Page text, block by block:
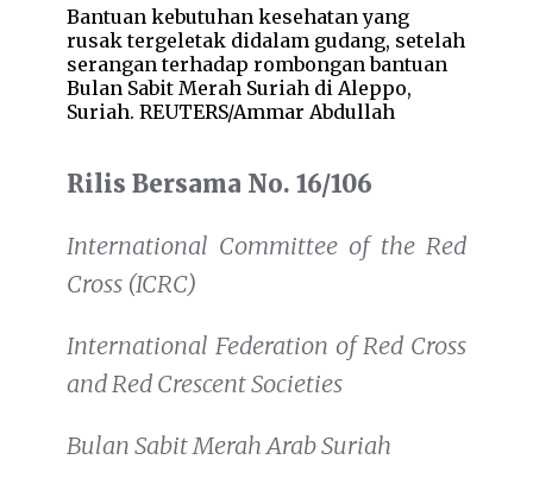
Bantuan kebutuhan kesehatan yang
rusak tergeletak didalam gudang, setelah
serangan terhadap rombongan bantuan
Bulan Sabit Merah Suriah di Aleppo,
Suriah. REUTERS/Ammar Abdullah
Rilis Bersama No. 16/106
International Committee of the Red
Cross (ICRC)
International Federation of Red Cross
and Red Crescent Societies
Bulan Sabit Merah Arab Suriah